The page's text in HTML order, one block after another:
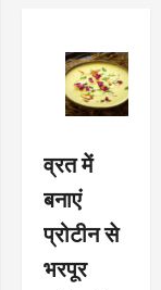
व्रत में
बनाएं
प्रोटीन से
भरपूर